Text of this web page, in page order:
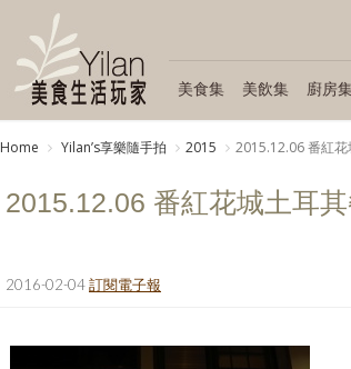
美食集 美飲集 廚房
Home Yilanʼs享樂隨手拍 2015 2015.12.06 番紅
2015.12.06 番紅花城土耳
2016-02-04訂閱電子報